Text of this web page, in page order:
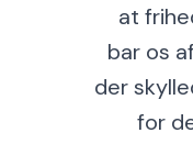
at
bar os
der
for